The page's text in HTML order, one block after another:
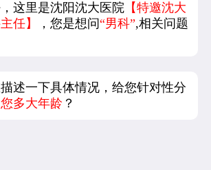
这里是沈阳沈大医院【特邀沈大
任】
，您是想问“男科”,相关问题
述一下具体情况，给您针对性分
您多大年龄 ？